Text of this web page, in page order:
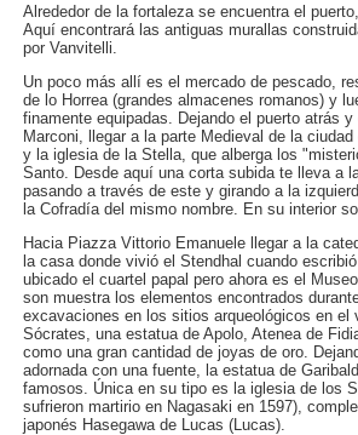
Alrededor de la fortaleza se encuentra el
Aquí encontrará las antiguas murallas
por Vanvitelli.
Un poco más allí es el mercado de pescado,
de lo Horrea (grandes almacenes romanos) y
finamente equipadas. Dejando el puerto atrás
Marconi, llegar a la parte Medieval de la
y la iglesia de la Stella, que alberga los
Santo. Desde aquí una corta subida te lleva a
pasando a través de este y girando a la
la Cofradía del mismo nombre. En su interior
Hacia Piazza Vittorio Emanuele llegar a la
la casa donde vivió el Stendhal cuando
ubicado el cuartel papal pero ahora es el
son muestra los elementos encontrados
excavaciones en los sitios arqueológicos en el
Sócrates, una estatua de Apolo, Atenea de
como una gran cantidad de joyas de oro.
adornada con una fuente, la estatua de
famosos. Única en su tipo es la iglesia de los
sufrieron martirio en Nagasaki en 1597),
japonés Hasegawa de Lucas (Lucas).